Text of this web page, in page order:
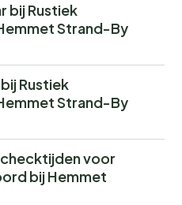
bij Rustiek
Strand-By
Rustiek
Strand-By
voor
bij Hemmet